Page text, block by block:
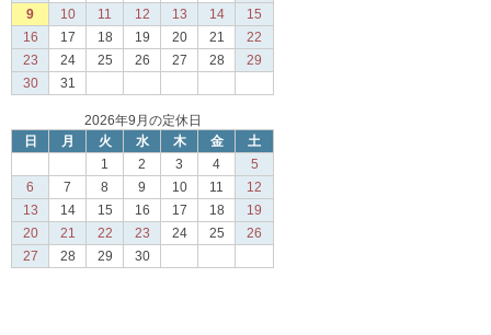
9
10 11 12 13 14
15
16
17 18 19 20 21
22
23
24 25 26 27 28
29
30
31
2026年9月の定休日
日
月 火 水 木 金
土
1
2 3 4
5
6
7 8 9 10 11
12
13
14 15 16 17 18
19
20
21 22 23 24 25
26
27
28 29 30